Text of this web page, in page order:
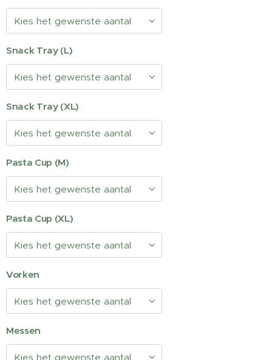
Snack Tray (L)
Snack Tray (XL)
Pasta Cup (M)
Pasta Cup (XL)
Vorken
Messen